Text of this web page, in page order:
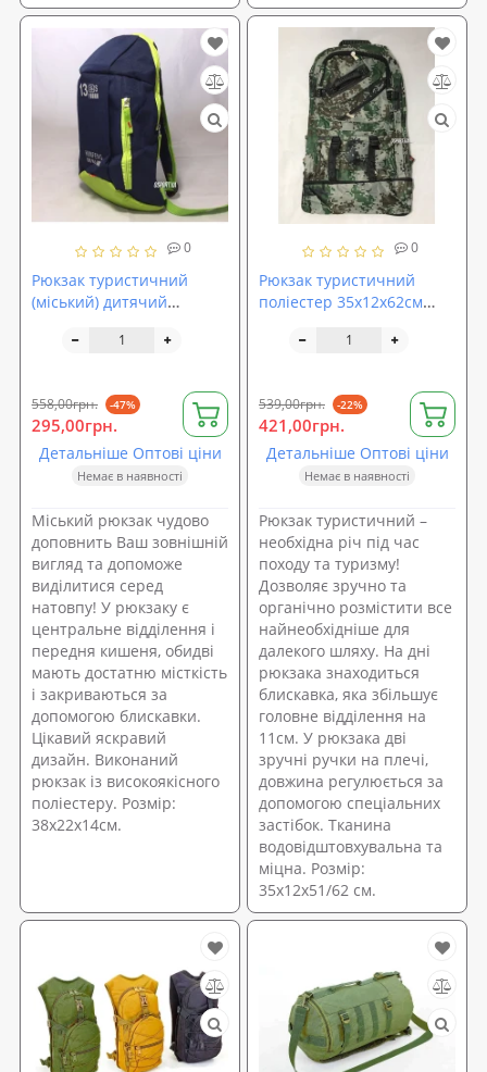
0
Рюкзак туристичний
(міський) дитячий
(R15916)
558,00грн. -47%
295,00грн.
Детальніше Оптові ціни
Немає в наявності
Міський рюкзак чудово
доповнить Ваш зовнішній
вигляд та допоможе
виділитися серед
натовпу! У рюкзаку є
центральне відділення і
передня кишеня, обидві
мають достатню місткість
і закриваються за
допомогою блискавки.
Цікавий яскравий
дизайн. Виконаний
рюкзак із високоякісного
поліестеру. Розмір:
38х22х14см.
0
Рюкзак туристичний
поліестер 35х12х62см
539,00грн. -22%
421,00грн.
Детальніше Оптові ціни
Немає в наявності
Рюкзак туристичний –
необхідна річ під час
походу та туризму!
Дозволяє зручно та
органічно розмістити все
найнеобхідніше для
далекого шляху. На дні
рюкзака знаходиться
блискавка, яка збільшує
головне відділення на
11см. У рюкзака дві
зручні ручки на плечі,
довжина регулюється за
допомогою спеціальних
застібок. Тканина
водовідштовхувальна та
міцна. Розмір:
35х12х51/62 см.